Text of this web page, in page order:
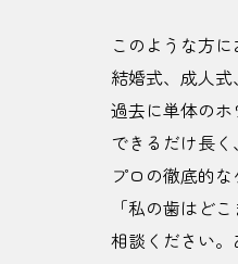
このような方
結婚式、成人
過去に単体の
できるだけ長
プロの徹底的
「私の歯はど
相談ください。